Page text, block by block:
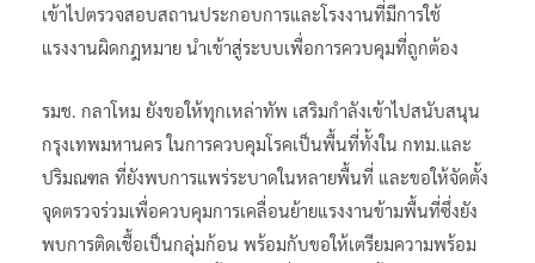
เข้าไปตรวจสอบสถานประกอบการและโรงงานที่มีการใช้
แรงงานผิดกฎหมาย นำเข้าสู่ระบบเพื่อการควบคุมที่ถูกต้อง
รมช. กลาโหม ยังขอให้ทุกเหล่าทัพ เสริมกำลังเข้าไปสนับสนุน
กรุงเทพมหานคร ในการควบคุมโรคเป็นพื้นที่ทั้งใน กทม.และ
ปริมณฑล ที่ยังพบการแพร่ระบาดในหลายพื้นที่ และขอให้จัดตั้ง
จุดตรวจร่วมเพื่อควบคุมการเคลื่อนย้ายแรงงานข้ามพื้นที่ซึ่งยัง
พบการติดเชื้อเป็นกลุ่มก้อน พร้อมกับขอให้เตรียมความพร้อม